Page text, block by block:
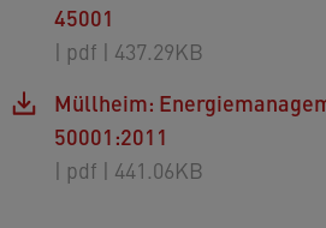
45001
| pdf | 437.29KB
Müllheim:
50001:2011
| pdf | 441.06KB